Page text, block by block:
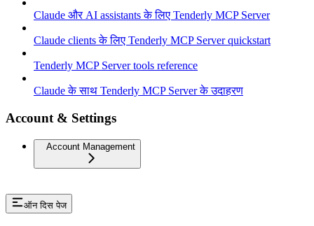
Claude और AI assistants के लिए Tenderly MCP Server
Claude clients के लिए Tenderly MCP Server quickstart
Tenderly MCP Server tools reference
Claude के साथ Tenderly MCP Server के उदाहरण
Account & Settings
Account Management
ऑन दिस पेज